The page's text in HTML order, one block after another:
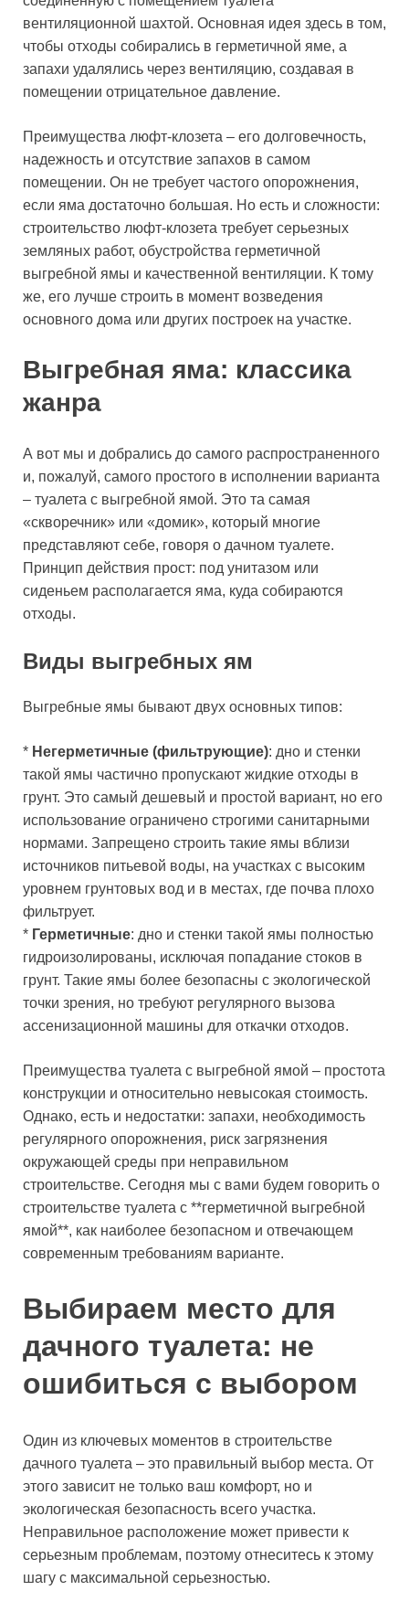
вентиляционной шахтой. Основная идея здесь в том,
чтобы отходы собирались в герметичной яме, а
запахи удалялись через вентиляцию, создавая в
помещении отрицательное давление.
Преимущества люфт-клозета – его долговечность,
надежность и отсутствие запахов в самом
помещении. Он не требует частого опорожнения,
если яма достаточно большая. Но есть и сложности:
строительство люфт-клозета требует серьезных
земляных работ, обустройства герметичной
выгребной ямы и качественной вентиляции. К тому
же, его лучше строить в момент возведения
основного дома или других построек на участке.
Выгребная яма: классика
жанра
А вот мы и добрались до самого распространенного
и, пожалуй, самого простого в исполнении варианта
– туалета с выгребной ямой. Это та самая
«скворечник» или «домик», который многие
представляют себе, говоря о дачном туалете.
Принцип действия прост: под унитазом или
сиденьем располагается яма, куда собираются
отходы.
Виды выгребных ям
Выгребные ямы бывают двух основных типов:
* Негерметичные (фильтрующие): дно и стенки
такой ямы частично пропускают жидкие отходы в
грунт. Это самый дешевый и простой вариант, но его
использование ограничено строгими санитарными
нормами. Запрещено строить такие ямы вблизи
источников питьевой воды, на участках с высоким
уровнем грунтовых вод и в местах, где почва плохо
фильтрует.
* Герметичные: дно и стенки такой ямы полностью
гидроизолированы, исключая попадание стоков в
грунт. Такие ямы более безопасны с экологической
точки зрения, но требуют регулярного вызова
ассенизационной машины для откачки отходов.
Преимущества туалета с выгребной ямой – простота
конструкции и относительно невысокая стоимость.
Однако, есть и недостатки: запахи, необходимость
регулярного опорожнения, риск загрязнения
окружающей среды при неправильном
строительстве. Сегодня мы с вами будем говорить о
строительстве туалета с **герметичной выгребной
ямой**, как наиболее безопасном и отвечающем
современным требованиям варианте.
Выбираем место для
дачного туалета: не
ошибиться с выбором
Один из ключевых моментов в строительстве
дачного туалета – это правильный выбор места. От
этого зависит не только ваш комфорт, но и
экологическая безопасность всего участка.
Неправильное расположение может привести к
серьезным проблемам, поэтому отнеситесь к этому
шагу с максимальной серьезностью.